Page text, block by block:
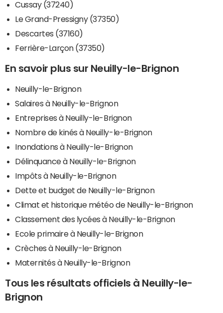
Cussay (37240)
Le Grand-Pressigny (37350)
Descartes (37160)
Ferrière-Larçon (37350)
En savoir plus sur Neuilly-le-Brignon
Neuilly-le-Brignon
Salaires à Neuilly-le-Brignon
Entreprises à Neuilly-le-Brignon
Nombre de kinés à Neuilly-le-Brignon
Inondations à Neuilly-le-Brignon
Délinquance à Neuilly-le-Brignon
Impôts à Neuilly-le-Brignon
Dette et budget de Neuilly-le-Brignon
Climat et historique météo de Neuilly-le-Brignon
Classement des lycées à Neuilly-le-Brignon
Ecole primaire à Neuilly-le-Brignon
Crèches à Neuilly-le-Brignon
Maternités à Neuilly-le-Brignon
Tous les résultats officiels à Neuilly-le-
Brignon